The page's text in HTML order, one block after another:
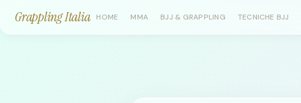
Grappling Italia HOME MMA BJJ & GRAPPLING TECNICHE BJJ